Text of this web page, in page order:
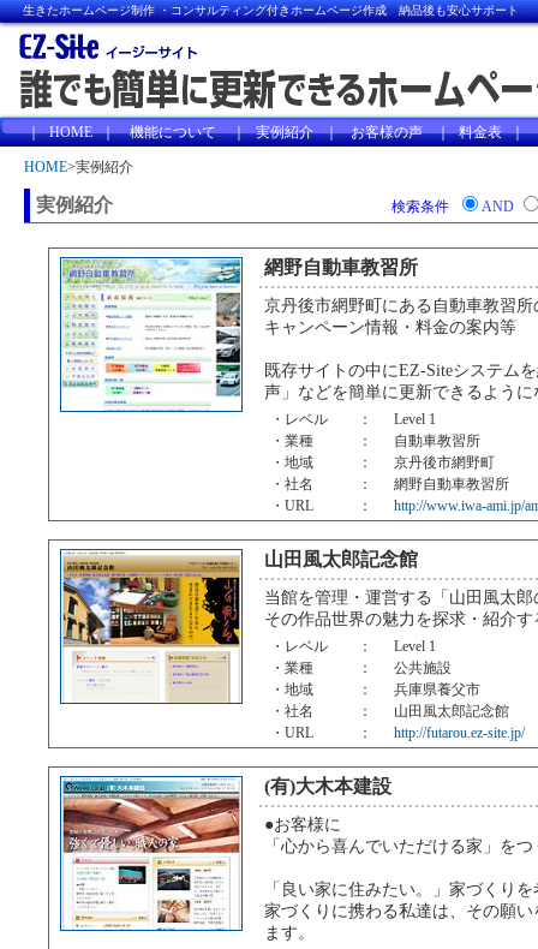
HOME>実例紹介
実例紹介 検索条件 AND
網野自動車教習所
京丹後市網野町にある自動車教習
キャンペーン情報・料金の案内等
既存サイトの中にEZ-Siteシステム
声」などを簡単に更新できるよう
・レベル ：
Level 1
・業種
：
自動車教習所
・地域
：
京丹後市網野町
・社名
：
網野自動車教習所
・URL
： http://www.iwa-ami.jp/
山田風太郎記念館
当館を管理・運営する「山田風太
その作品世界の魅力を探求・紹介
・レベル ：
Level 1
・業種
：
公共施設
・地域
：
兵庫県養父市
・社名
：
山田風太郎記念館
・URL
： http://futarou.ez-site.jp/
(有)大木本建設
●お客様に
「心から喜んでいただける家」を
「良い家に住みたい。」家づくり
家づくりに携わる私達は、その願
ます。